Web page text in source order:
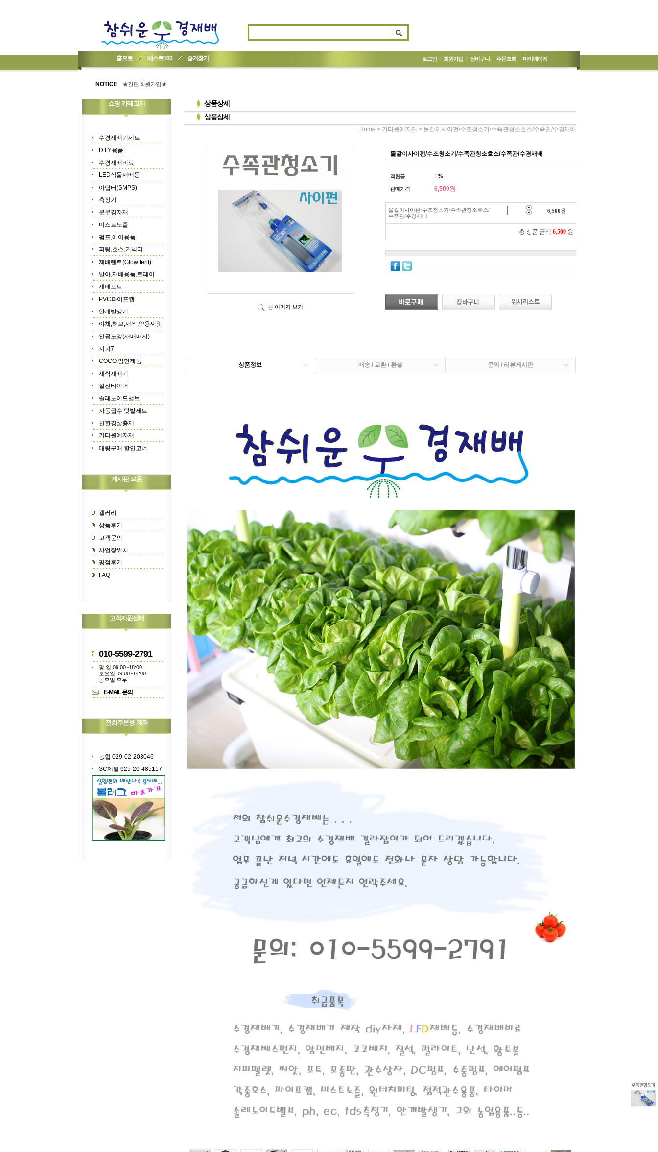
홈으로 베스트100 즐겨찾기 로그인 회원가입 장바구니 주문조회 마이페이지
NOTICE
★기업회원가입 방법..
★간편 회원가입★
쇼핑 카테고리
수경재배기세트
D.I.Y용품
수경재배비료
LED식물재배등
아답터(SMPS)
측정기
분무경자재
미스트노즐
펌프,에어용품
피팅,호스,커넥터
재배텐트(Glow tent)
발아,재배용품,트레이
재배포트
PVC파이프캡
안개발생기
야채,허브,새싹,약용씨앗
인공토양(재배배지)
지피7
COCO,암면제품
새싹재배기
절전타이머
솔레노이드밸브
자동급수 텃밭세트
친환경살충제
기타원예자재
대량구매 할인코너
게시판 모음
갤러리
상품후기
고객문의
사업장위치
평점후기
FAQ
고객지원센터
010-5599-2791
평 일 09:00~18:00
토요일 09:00~14:00
공휴일 휴무
E-MAIL 문의
전화주문용 계좌
농협 029-02-203046
SC제일 625-20-485117
상품상세
상품상세
Home > 기타원예자재 > 물갈이사이펀/수조청소기/수족관청소호스/수족관/수경재배
큰 이미지 보기
물갈이사이펀/수조청소기/수족관청소호스/수족관/수경재배
적립금 1%
판매가격 6,500원
물갈이사이펀/수조청소기/수족관청소호스/
수족관/수경재배
6,500원
총 상품 금액 6,500 원
상품정보 배송 / 교환 / 환불 문의 / 리뷰게시판